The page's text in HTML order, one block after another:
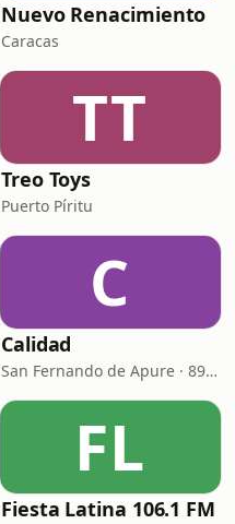
Nuevo Renacimiento
Caracas
TT
Treo Toys
Puerto Píritu
C
Calidad
San Fernando de Apure · 89.3 FM
FL
Fiesta Latina 106.1 FM